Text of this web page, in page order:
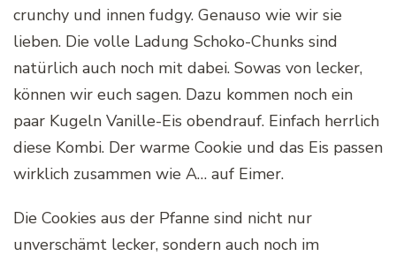
crunchy und innen fudgy. Genauso wie wir sie
lieben. Die volle Ladung Schoko-Chunks sind
natürlich auch noch mit dabei. Sowas von lecker,
können wir euch sagen. Dazu kommen noch ein
paar Kugeln Vanille-Eis obendrauf. Einfach herrlich
diese Kombi. Der warme Cookie und das Eis passen
wirklich zusammen wie A… auf Eimer.
Die Cookies aus der Pfanne sind nicht nur
unverschämt lecker, sondern auch noch im